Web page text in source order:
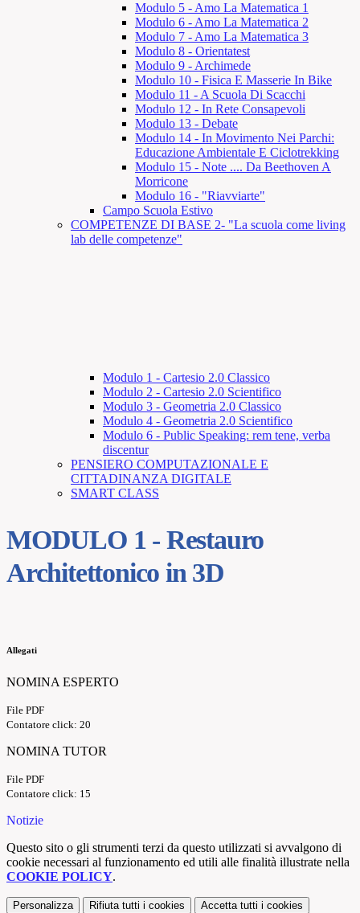
Modulo 5 - Amo La Matematica 1
Modulo 6 - Amo La Matematica 2
Modulo 7 - Amo La Matematica 3
Modulo 8 - Orientatest
Modulo 9 - Archimede
Modulo 10 - Fisica E Masserie In Bike
Modulo 11 - A Scuola Di Scacchi
Modulo 12 - In Rete Consapevoli
Modulo 13 - Debate
Modulo 14 - In Movimento Nei Parchi:
Educazione Ambientale E Ciclotrekking
Modulo 15 - Note .... Da Beethoven A
Morricone
Modulo 16 - "Riavviarte"
Campo Scuola Estivo
COMPETENZE DI BASE 2- "La scuola come living
lab delle competenze"
Modulo 1 - Cartesio 2.0 Classico
Modulo 2 - Cartesio 2.0 Scientifico
Modulo 3 - Geometria 2.0 Classico
Modulo 4 - Geometria 2.0 Scientifico
Modulo 6 - Public Speaking: rem tene, verba
discentur
PENSIERO COMPUTAZIONALE E
CITTADINANZA DIGITALE
SMART CLASS
MODULO 1 - Restauro
Architettonico in 3D
Allegati
NOMINA ESPERTO
File PDF
Contatore click: 20
NOMINA TUTOR
File PDF
Contatore click: 15
Notizie
Questo sito o gli strumenti terzi da questo utilizzati si avvalgono di
cookie necessari al funzionamento ed utili alle finalità illustrate nella
COOKIE POLICY.
Personalizza Rifiuta tutti i cookies Accetta tutti i cookies